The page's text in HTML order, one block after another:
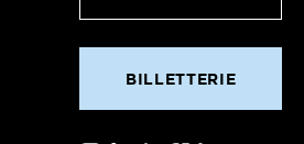
BILLETTERIE